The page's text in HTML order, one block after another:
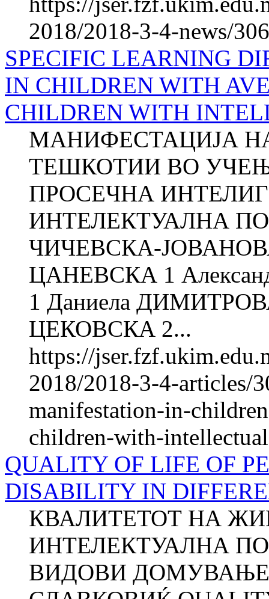
2018/2018-3-4-news/
SPECIFIC LEARNING
IN CHILDREN WITH
CHILDREN WITH
МАНИФЕСТАЦИЈА
ТЕШКОТИИ ВО
ПРОСЕЧНА
ИНТЕЛЕКТУАЛНА
ЧИЧЕВСКА-
ЦАНЕВСКА 1
1 Даниела
ЦЕКОВСКА 2...
https://
2018/2018-3-4-articles/
manifestation-in-
children-with-
QUALITY OF LIFE OF
DISABILITY IN
КВАЛИТЕТОТ НА
ИНТЕЛЕКТУАЛНА
ВИДОВИ ДОМУВАЊЕ